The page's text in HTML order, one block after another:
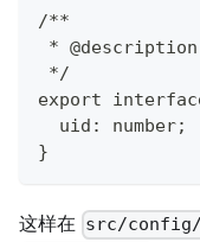
/**
*
*/
export
uid: number;
}
这样在 src/